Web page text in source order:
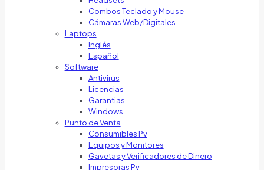
Combos Teclado y Mouse
Cámaras Web/Digitales
Laptops
Inglés
Español
Software
Antivirus
Licencias
Garantias
Windows
Punto de Venta
Consumibles Pv
Equipos y Monitores
Gavetas y Verificadores de Dinero
Impresoras Pv